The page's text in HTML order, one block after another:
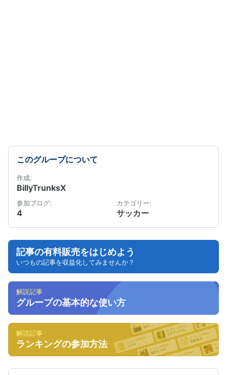
このグループについて
作成:
BillyTrunksX
参加ブログ:
4
カテゴリー:
サッカー
記事の有料販売をはじめよう
いつもの記事を収益化してみませんか？
解説記事
グループの基本的な使い方
解説記事
ランキングの参加方法